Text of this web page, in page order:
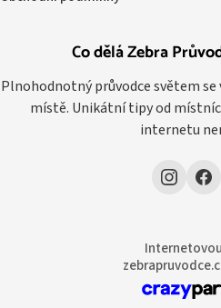
Co dělá Zebra
Plnohodnotný průvodce světem
místě. Unikátní tipy od
internetu